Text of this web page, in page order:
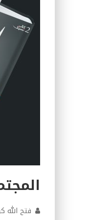
فتح الله